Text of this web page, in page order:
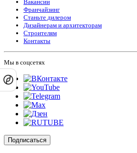
Вакансии
Франчайзинг
Станьте дилером
Дизайнерам и архитекторам
Строителям
Контакты
Мы в соцсетях
Подписаться